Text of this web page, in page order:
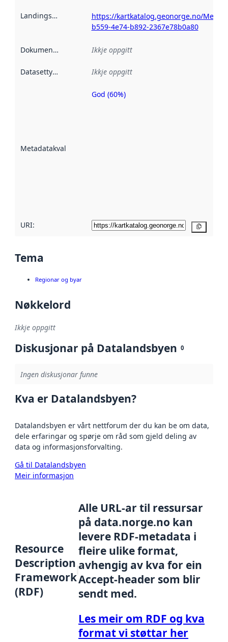
Landingsside
https://kartkatalog.geonorge.no/
b559-4e74-b892-2367e78b0a80
Dokumentasjon Ikkje oppgitt
Datasettype Ikkje oppgitt
Metadatakvalitet
Metadatakvalitet
God (60%)
URI:
Tema
Regionar og byar
Nøkkelord
Ikkje oppgitt
Diskusjonar på Datalandsbyen 0
Ingen diskusjonar funne
Kva er Datalandsbyen?
Datalandsbyen er vårt nettforum der du kan be om data,
dele erfaringar og spørje om råd som gjeld deling av
data og informasjonsforvalting.
Gå til Datalandsbyen
Meir informasjon
Resource
Description
Framework
(RDF)
Alle URL-ar til ressursar
på data.norge.no kan
levere RDF-metadata i
fleire ulike format,
avhengig av kva for ein
Accept-header som blir
sendt med.
Les meir om RDF og kva
format vi støttar her